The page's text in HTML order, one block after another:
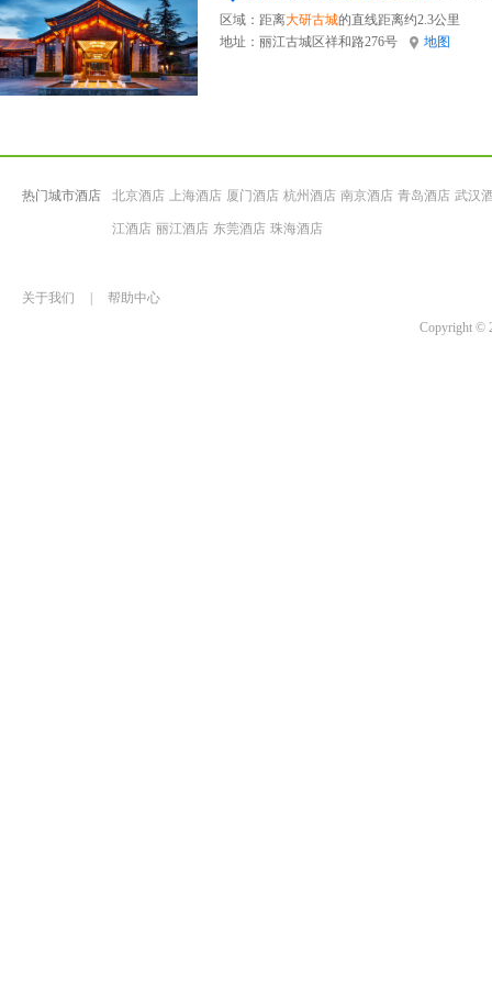
区域：距离大研古城的直线距离约2.3公里
地址： 丽江古城区祥和路276号 地图
热门城市酒店 北京酒店 上海酒店 厦门酒店 杭州酒店 南京酒店 青岛酒店 武汉
江酒店 丽江酒店 东莞酒店 珠海酒店
关于我们
帮助中心
Copyright ©